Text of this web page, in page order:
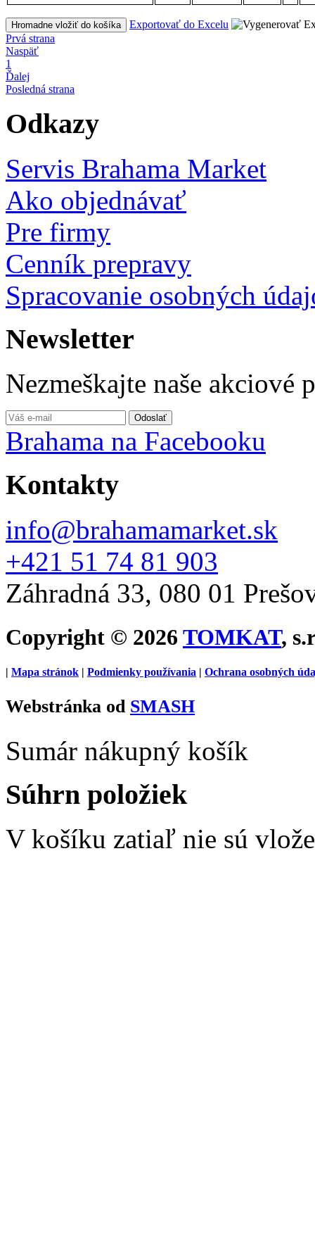
Hromadne vložiť do košíka
Exportovať do Excelu
Prvá strana
Naspäť
1
Ďalej
Posledná strana
Odkazy
Servis Brahama Market
Ako objednávať
Pre firmy
Cenník prepravy
Spracovanie osobných
Newsletter
Nezmeškajte naše akciové
Brahama na Facebooku
Kontakty
info@brahamamarket.sk
+421 51 74 81 903
Záhradná 33, 080 01
Copyright © 2026 TOMKAT,
| Mapa stránok | Podmienky používania | Ochrana osobných
Webstránka od SMASH
Sumár nákupný košík
Súhrn položiek
V košíku zatiaľ nie sú